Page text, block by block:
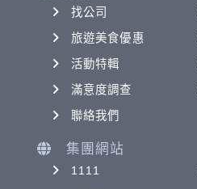
找公司
旅遊美食優惠
活動特輯
滿意度調查
聯絡我們
集團網站
1111